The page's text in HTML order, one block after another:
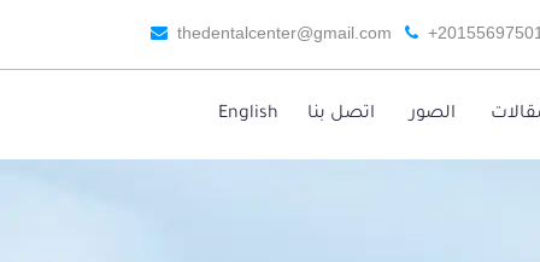
thedentalcenter@gmail.com
الصور اتصل بنا English